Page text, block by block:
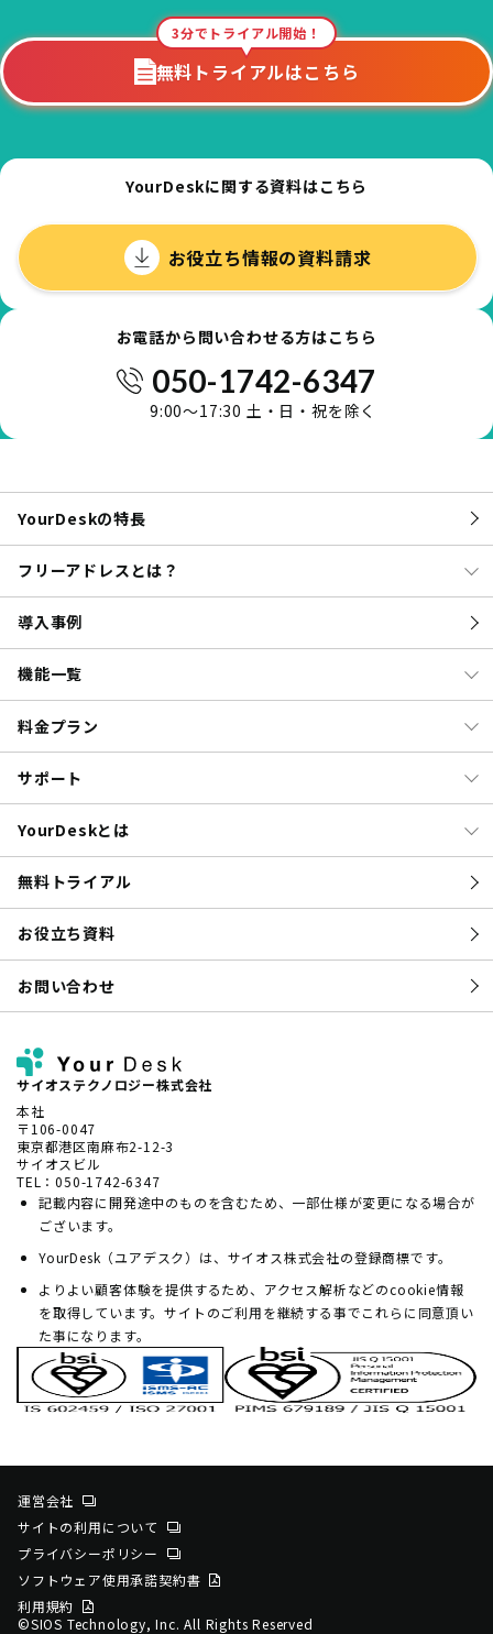
無料トライアルはこちら
3分でトライアル開始！
YourDeskに関する資料はこちら
お役立ち情報の資料請求
お電話から問い合わせる方はこちら
050-1742-6347
9:00～17:30 土・日・祝を除く
サイオステクノロジー株式会社
本社
〒106-0047
東京都港区南麻布2-12-3
サイオスビル
TEL：050-1742-6347
記載内容に開発途中のものを含むため、一部仕様が変更になる場合が
ございます。
YourDesk（ユアデスク）は、サイオス株式会社の登録商標です。
よりよい顧客体験を提供するため、アクセス解析などのcookie情報
を取得しています。サイトのご利用を継続する事でこれらに同意頂い
た事になります。
YourDeskの特長
フリーアドレスとは？
導入事例
機能一覧
料金プラン
サポート
YourDeskとは
無料トライアル
お役立ち資料
お問い合わせ
運営会社
サイトの利用について
プライバシーポリシー
ソフトウェア使用承諾契約書
利用規約
©SIOS Technology, Inc. All Rights Reserved